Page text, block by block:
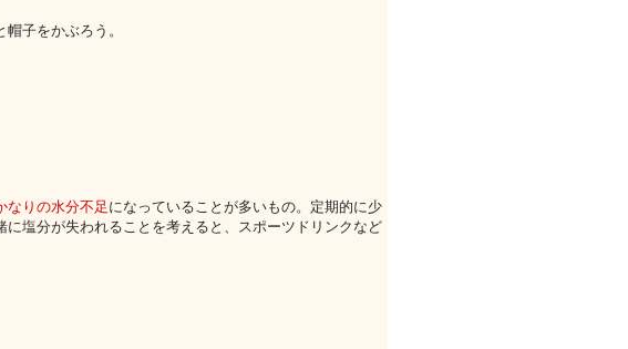
子をかぶろう。
なりの水分不足 になっていることが多いもの。定期的に少
塩分が失われることを考えると、スポーツドリンクなど